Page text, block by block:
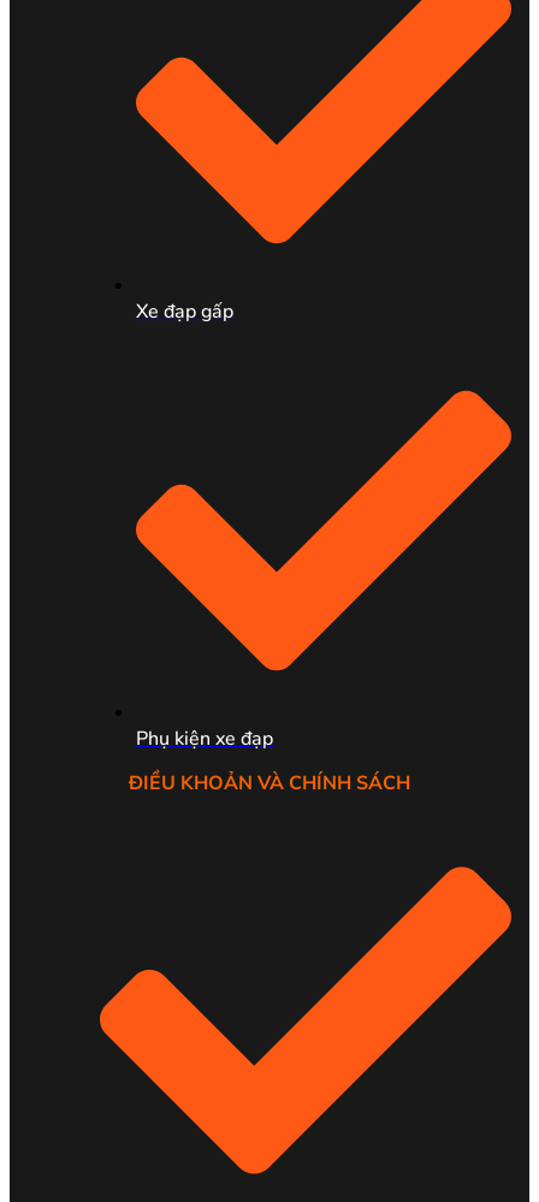
Xe đạp gấp
Phụ kiện xe đạp
ĐIỀU KHOẢN VÀ CHÍNH SÁCH